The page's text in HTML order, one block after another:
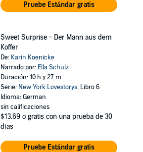
Pruebe Estándar gratis
Sweet Surprise - Der Mann aus dem
Koffer
De: Karin Koenicke
Narrado por: Ella Schulz
Duración: 10 h y 27 m
Serie: New York Lovestorys, Libro 6
Idioma: German
sin calificaciones
$13.69 o gratis con una prueba de 30
días
Pruebe Estándar gratis